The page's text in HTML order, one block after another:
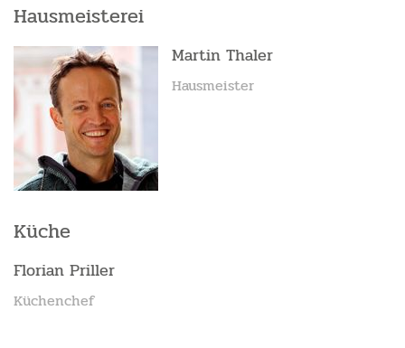
Hausmeisterei
Martin Thaler
Hausmeister
Küche
Florian Priller
Küchenchef